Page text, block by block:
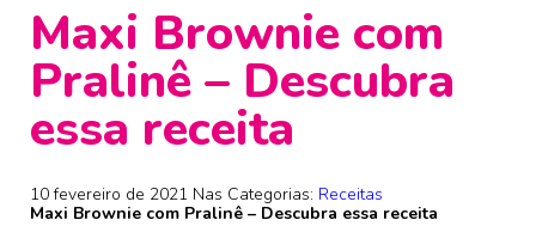
Maxi Brownie com
Pralinê – Descubra
essa receita
10 fevereiro de 2021 Nas Categorias: Receitas
Maxi Brownie com Pralinê – Descubra essa receita